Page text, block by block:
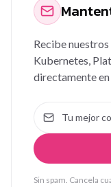
Recibe
Kubernetes,
directamente
Sin spam. Cancela